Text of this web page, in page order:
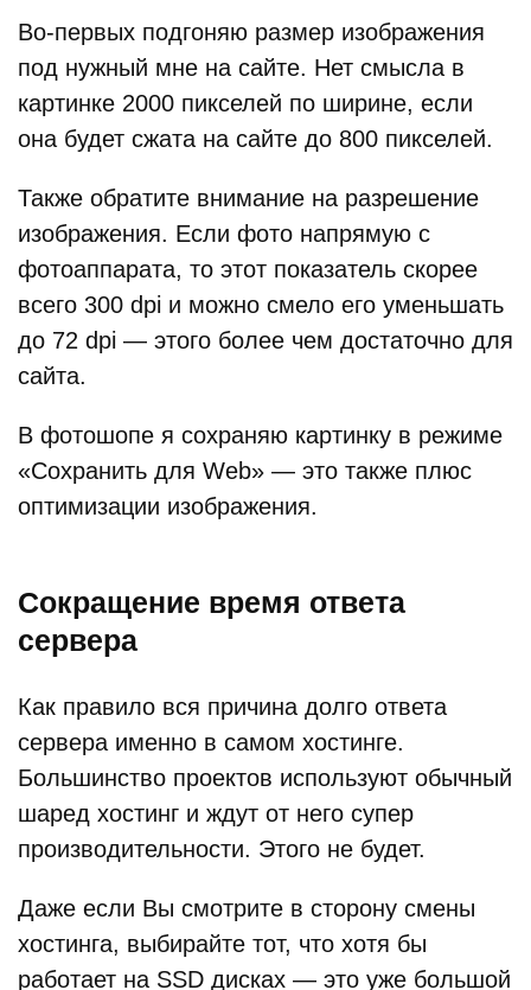
Во-первых подгоняю размер изображения
под нужный мне на сайте. Нет смысла в
картинке 2000 пикселей по ширине, если
она будет сжата на сайте до 800 пикселей.
Также обратите внимание на разрешение
изображения. Если фото напрямую с
фотоаппарата, то этот показатель скорее
всего 300 dpi и можно смело его уменьшать
до 72 dpi — этого более чем достаточно для
сайта.
В фотошопе я сохраняю картинку в режиме
«Сохранить для Web» — это также плюс
оптимизации изображения.
Сокращение время ответа
сервера
Как правило вся причина долго ответа
сервера именно в самом хостинге.
Большинство проектов используют обычный
шаред хостинг и ждут от него супер
производительности. Этого не будет.
Даже если Вы смотрите в сторону смены
хостинга, выбирайте тот, что хотя бы
работает на SSD дисках — это уже большой